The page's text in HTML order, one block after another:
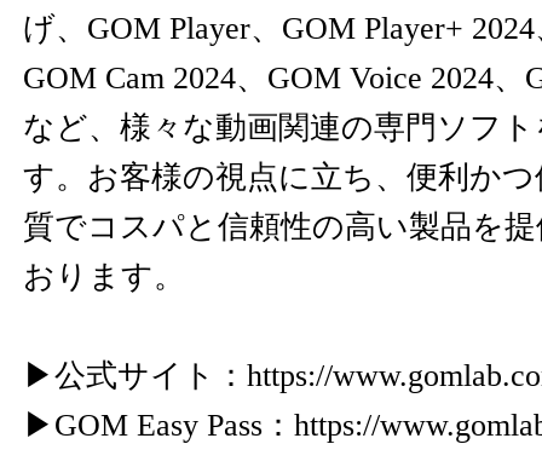
げ、GOM Player、GOM Player+
GOM Cam 2024、GOM Voice 2024、
など、様々な動画関連の専門ソフ
す。お客様の視点に立ち、便利か
質でコスパと信頼性の高い製品を
おります。
▶公式サイト： https://
▶GOM Easy Pass： https://